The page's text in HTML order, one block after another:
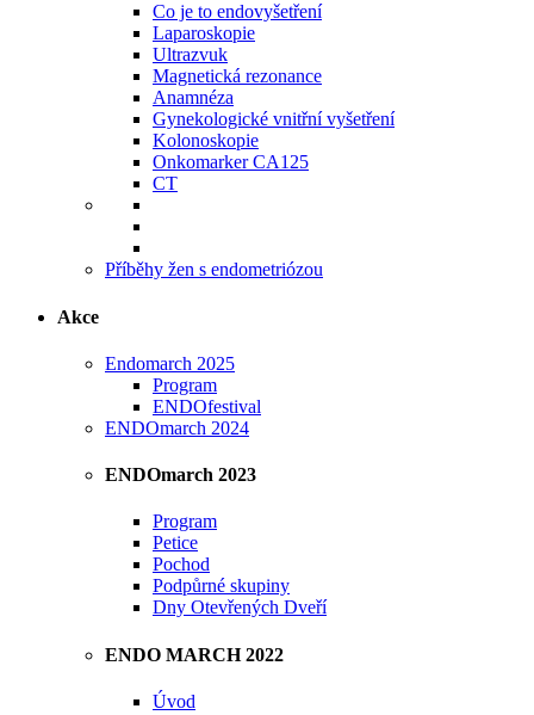
Co je to endovyšetření
Laparoskopie
Ultrazvuk
Magnetická rezonance
Anamnéza
Gynekologické vnitřní vyšetření
Kolonoskopie
Onkomarker CA125
CT
Příběhy žen s endometriózou
Akce
Endomarch 2025
Program
ENDOfestival
ENDOmarch 2024
ENDOmarch 2023
Program
Petice
Pochod
Podpůrné skupiny
Dny Otevřených Dveří
ENDO MARCH 2022
Úvod